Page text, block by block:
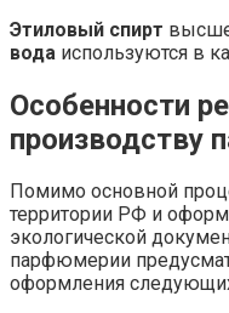
Этиловый спирт
вода используются в
Особенности
производству
Помимо основной
территории РФ и
экологической
парфюмерии
оформления